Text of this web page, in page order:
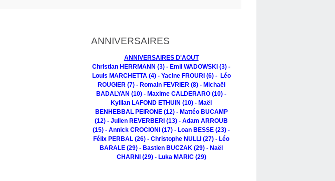
ANNIVERSAIRES
ANNIVERSAIRES D'AOUT
Christian HERRMANN (3) - Emil WADOWSKI (3) -
Louis MARCHETTA (4) - Yacine FROURI (6) - Léo
ROUGIER (7) - Romain FEVRIER (8) - Michaël
BADALYAN (10) - Maxime CALDERARO (10) -
Kyllian LAFOND ETHUIN (10) - Maël
BENHEBBAL PEIRONE (12) - Mattéo BUCAMP
(12) - Julien REVERBERI (13) - Adam ARROUB
(15) - Annick CROCIONI (17) - Loan BESSE (23) -
Félix PERBAL (26) - Christophe NULLI (27) - Léo
BARALE (29) - Bastien BUCZAK (29) - Naël
CHARNI (29) - Luka MARIC (29)